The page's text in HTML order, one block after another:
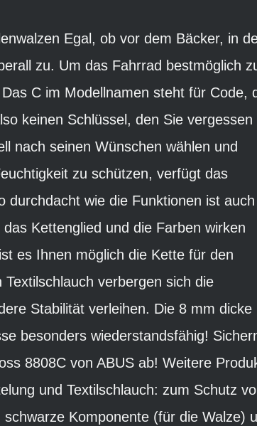
Egal, ob vor dem Bäcker, in
zu. Um das Fahrrad bestmöglich
C im Modellnamen steht für Code,
keinen Schlüssel, den Sie vergessen
nach seinen Wünschen wählen und
zu schützen, verfügt das
durchdacht wie die Funktionen ist auch
Kettenglied und die Farben wirken
es Ihnen möglich die Kette für den
verbergen sich die
Stabilität verleihen. Die 8 mm dicke
besonders wiederstandsfähig!
8808C von ABUS ab! Weitere
und Textilschlauch: zum Schutz
Komponente (für die Walze)